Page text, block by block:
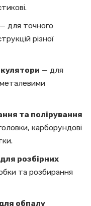
— для точного
різної
— для
металевими
та полірування
карборундові
розбірних
та розбирання
обпалу